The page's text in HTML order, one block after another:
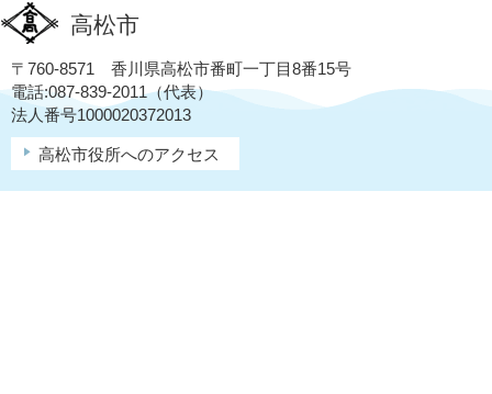
高松市
〒760-8571 香川県高松市番町一丁目8番15号
電話:087-839-2011（代表）
法人番号1000020372013
高松市役所へのアクセス